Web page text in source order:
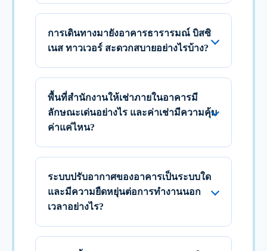
การเดินทางมายังอาคารธารารมณ์ บิสซิ
เนส ทาวเวอร์ สะดวกสบายอย่างไรบ้าง?
พื้นที่สำนักงานให้เช่าภายในอาคารมี
ลักษณะเด่นอย่างไร และค่าเช่ามีความคุ้ม
ค่าแค่ไหน?
ระบบปรับอากาศของอาคารเป็นระบบใด
และมีความยืดหยุ่นต่อการทำงานนอก
เวลาอย่างไร?